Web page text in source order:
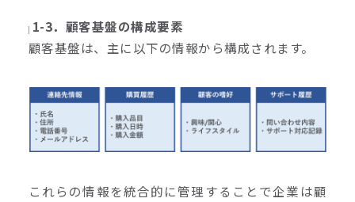
1-3．顧客基盤の構成要素
顧客基盤は、主に以下の情報から構成されます。
これらの情報を統合的に管理することで企業は顧